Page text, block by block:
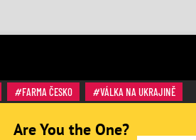
FARMA ČESKO VÁLKA NA UKRAJINĚ
Are You the One?